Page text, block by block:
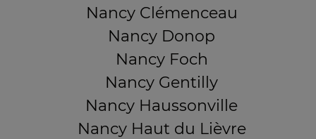
Nancy Clémenceau
Nancy Donop
Nancy Foch
Nancy Gentilly
Nancy Haussonville
Nancy Haut du Lièvre